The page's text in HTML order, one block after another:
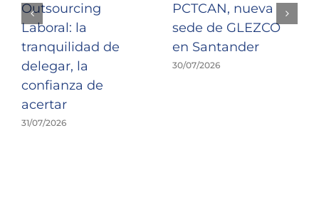
Outsourcing
Laboral: la
tranquilidad de
delegar, la
confianza de
acertar
31/07/2026
PCTCAN, nueva
sede de GLEZCO
en Santander
30/07/2026